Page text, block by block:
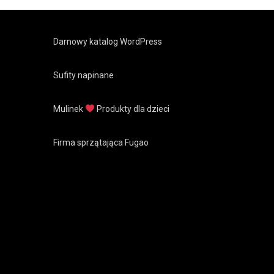
Darnowy katalog WordPress
Sufity napinane
Mulinek Produkty dla dzieci
Firma sprzątająca Fugao